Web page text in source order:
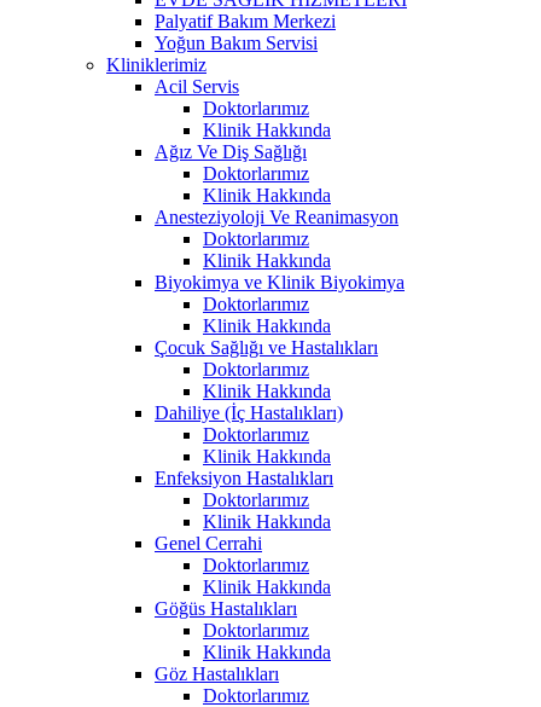
Palyatif Bakım Merkezi
Yoğun Bakım Servisi
Kliniklerimiz
Acil Servis
Doktorlarımız
Klinik Hakkında
Ağız Ve Diş Sağlığı
Doktorlarımız
Klinik Hakkında
Anesteziyoloji Ve Reanimasyon
Doktorlarımız
Klinik Hakkında
Biyokimya ve Klinik Biyokimya
Doktorlarımız
Klinik Hakkında
Çocuk Sağlığı ve Hastalıkları
Doktorlarımız
Klinik Hakkında
Dahiliye (İç Hastalıkları)
Doktorlarımız
Klinik Hakkında
Enfeksiyon Hastalıkları
Doktorlarımız
Klinik Hakkında
Genel Cerrahi
Doktorlarımız
Klinik Hakkında
Göğüs Hastalıkları
Doktorlarımız
Klinik Hakkında
Göz Hastalıkları
Doktorlarımız